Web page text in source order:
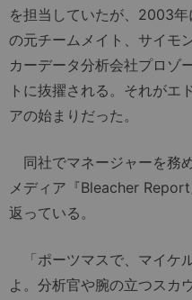
を担当していたが、2003
の元チームメイト、サイモ
カーデータ分析会社プロゾ
トに抜擢される。それがエ
アの始まりだった。
同社でマネージャーを務
メディア『Bleacher
返っている。
「ポーツマスで、マイケ
よ。分析官や腕の立つスカ